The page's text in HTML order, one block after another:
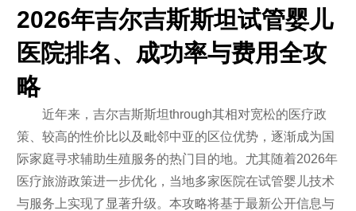
2026年吉尔吉斯斯坦试管婴儿
医院排名、成功率与费用全攻
略
近年来，吉尔吉斯斯坦through其相对宽松的医疗政
策、较高的性价比以及毗邻中亚的区位优势，逐渐成为国
际家庭寻求辅助生殖服务的热门目的地。尤其随着2026年
医疗旅游政策进一步优化，当地多家医院在试管婴儿技术
与服务上实现了显著升级。本攻略将基于最新公开信息与